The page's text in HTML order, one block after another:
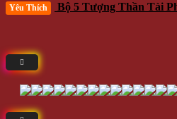
Yêu Thích Bộ 5 Tượng Thần Tài